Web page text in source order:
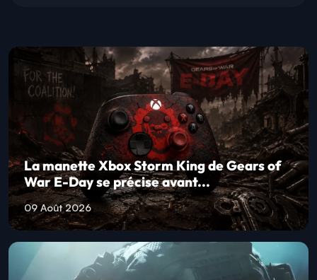
La manette Xbox Storm King de Gears of
War E-Day se précise avant...
09 Août 2026